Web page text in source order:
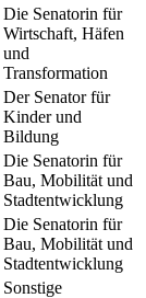
Die Senatorin für
Wirtschaft, Häfen
und
Transformation
Der Senator für
Kinder und
Bildung
Die Senatorin für
Bau, Mobilität und
Stadtentwicklung
Die Senatorin für
Bau, Mobilität und
Stadtentwicklung
Sonstige